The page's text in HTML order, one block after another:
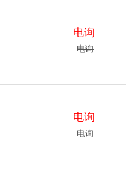
电询
电询
电询
电询